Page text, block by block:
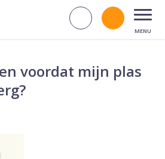
Zoek op
Bel
voordat mijn plas